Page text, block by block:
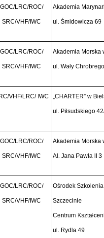
GOC/LRC/ROC/
SRC/VHF/IWC
Akademia
ul. Śmidowicza 69
GOC/LRC/ROC/
SRC/VHF/IWC
Akademia Morska
ul. Wały
VHF/LRC/ IWC „CHARTER” w
ul. Piłsudskiego
GOC/LRC/ROC/
SRC/VHF/IWC
Akademia Morska
Al. Jana Pawła II 3
GOC/LRC/ROC/
SRC/VHF/IWC
Ośrodek
Szczecinie
Centrum
ul. Rydla 49